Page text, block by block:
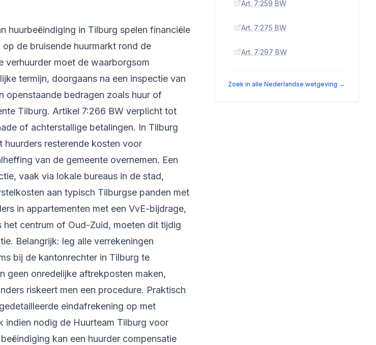
huurbeëindiging in Tilburg spelen financiële
de bruisende huurmarkt rond de
verhuurder moet de waarborgsom
termijn, doorgaans na een inspectie van
openstaande bedragen zoals huur of
Tilburg. Artikel 7:266 BW verplicht tot
of achterstallige betalingen. In Tilburg
huurders resterende kosten voor
van de gemeente overnemen. Een
vaak via lokale bureaus in de stad,
aan typisch Tilburgse panden met
in appartementen met een VvE-bijdrage,
centrum of Oud-Zuid, moeten dit tijdig
Belangrijk: leg alle verrekeningen
bij de kantonrechter in Tilburg te
geen onredelijke aftrekposten maken,
riskeert men een procedure. Praktisch
eindafrekening op met
indien nodig de Huurteam Tilburg voor
kan een huurder compensatie
Art. 7:259 BW
Art. 7:275 BW
Art. 7:297 BW
Zoek in alle Nederlandse wetgeving →